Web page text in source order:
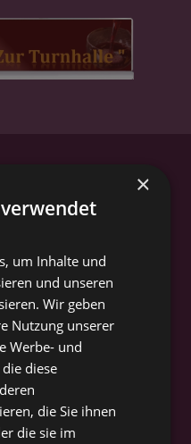
zufrieden sind.
zusammen mit Silvio,
Caputo,
Teams möchten
besetzen:
×
um Inhalte und
und unseren
Wir geben
Nutzung unserer
Werbe- und
diese
die Sie ihnen
die sie im